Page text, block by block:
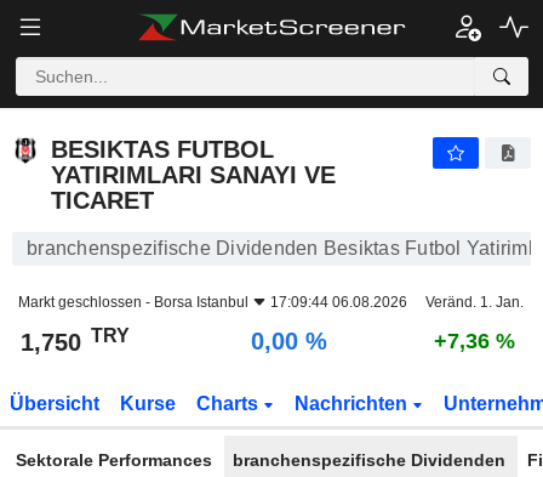
BESIKTAS FUTBOL
YATIRIMLARI SANAYI VE
TICARET
branchenspezifische Dividenden Besiktas Futbol
Markt geschlossen - Borsa Istanbul 17:09:44 06.08.2026 Veränd. 1. Jan.
1,750 TRY 0,00 % +7,36 %
Übersicht Kurse Charts Nachrichten
Sektorale Performances branchenspezifische Dividenden